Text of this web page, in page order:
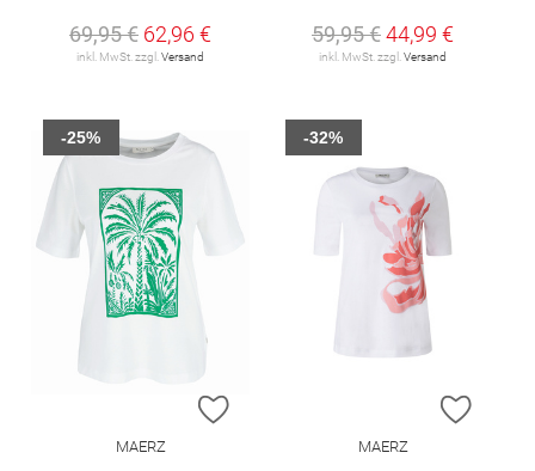
69,95 € 62,96 €
inkl. MwSt. zzgl. Versand
59,95 €44,99 €
inkl. MwSt. zzgl. Versand
ZUR WUNSCHLISTE HINZUFÜGEN
MAERZ
-25%
ZUR
MAERZ
-32%